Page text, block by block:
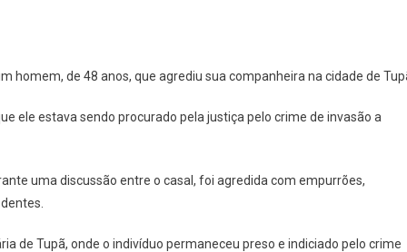
homem, de 48 anos, que agrediu sua companheira na cidade de
ele estava sendo procurado pela justiça pelo crime de invasão a
uma discussão entre o casal, foi agredida com empurrões,
de Tupã, onde o indivíduo permaneceu preso e indiciado pelo crime